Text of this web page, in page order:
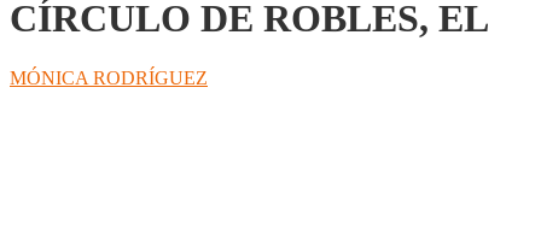
CÍRCULO DE ROBLES, EL
MÓNICA RODRÍGUEZ